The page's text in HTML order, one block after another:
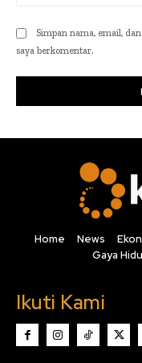
Simpan nama, email,
saya berkomentar.
Home News
Gaya
Ikuti Kami